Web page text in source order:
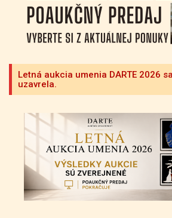
Letná aukcia umenia DARTE 2026
uzavrela.